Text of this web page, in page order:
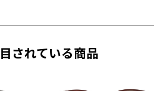
ロードしてお使いください。
されている商品